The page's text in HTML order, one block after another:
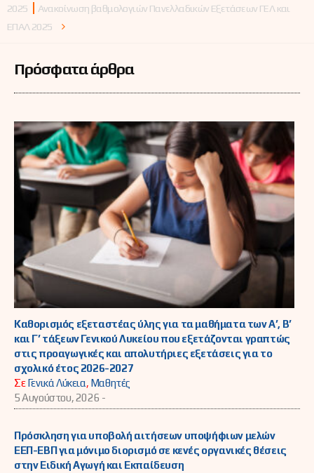
2025
Ανακοίνωση βαθμολογιών Πανελλαδικών Εξετάσεων ΓΕΛ και
ΕΠΑΛ 2025
Πρόσφατα άρθρα
Καθορισμός εξεταστέας ύλης για τα μαθήματα των Α’, Β’
και Γ’ τάξεων Γενικού Λυκείου που εξετάζονται γραπτώς
στις προαγωγικές και απολυτήριες εξετάσεις για το
σχολικό έτος 2026-2027
ΣεΓενικά Λύκεια, Μαθητές
5 Αυγούστου, 2026 -
Πρόσκληση για υποβολή αιτήσεων υποψήφιων μελών
ΕΕΠ-ΕΒΠ για μόνιμο διορισμό σε κενές οργανικές θέσεις
στην Ειδική Αγωγή και Εκπαίδευση